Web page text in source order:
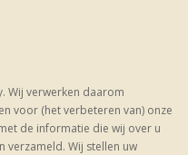
Wij verwerken daarom
voor (het verbeteren van) onze
de informatie die wij over u
verzameld. Wij stellen uw